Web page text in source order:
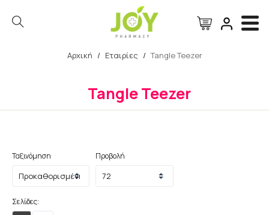
Αρχική / Εταιρίες / Tangle Teezer
Tangle Teezer
Ταξινόμηση Προβολή
Σελίδες: